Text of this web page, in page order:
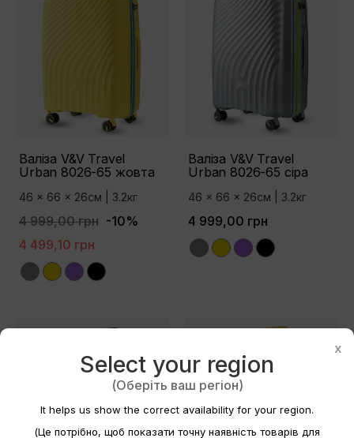
Валіза V&V Travel
Urban 8026-65 жовта
46 x 66 x 26см | 3.2кг
4 999,00 грн -10%
4 499,10 грн
GreyYellowPurpleBlack
Валіза V&V Travel
Urban 8026-65 сіра
46 x 66 x 26см | 3.2кг
4 999,00 грн
GreyYellowPurpleBlack
Створити список бажань ×
Назва списку бажань
x
Select your region
(Оберіть ваш регіон)
It helps us show the correct availability for your region.
(Це потрібно, щоб показати точну наявність товарів для